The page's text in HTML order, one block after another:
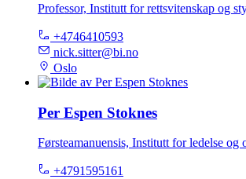
Professor, Institutt for rettsvitenskap og
+4746410593
nick.sitter@bi.no
Oslo
Per Espen Stoknes
Førsteamanuensis, Institutt for ledelse og
+4791595161